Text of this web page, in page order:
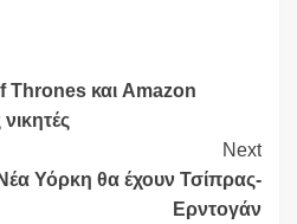
Thrones και Amazon
Next
Υόρκη θα έχουν Τσίπρας-
Ερντογάν